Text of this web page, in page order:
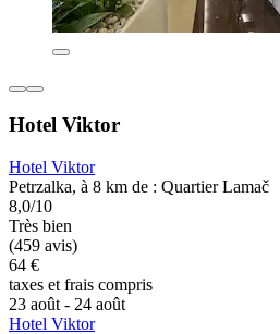
Hotel Viktor
Hotel Viktor
Petrzalka, à 8 km de : Quartier Lamač
8,0/10
Très bien
(459 avis)
64 €
taxes et frais compris
23 août - 24 août
Hotel Viktor